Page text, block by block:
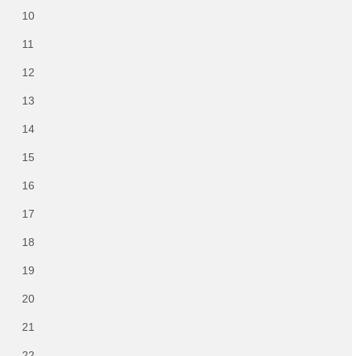
10
11
12
13
14
15
16
17
18
19
20
21